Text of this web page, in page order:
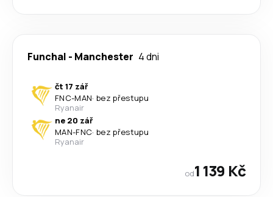
Funchal - Manchester 4 dni
čt 17 zář
FNC-MAN· bez přestupu
Ryanair
ne 20 zář
MAN-FNC· bez přestupu
Ryanair
od1 139 Kč